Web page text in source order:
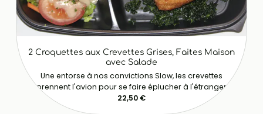
2 Croquettes aux Crevettes Grises, Faites Maison
avec Salade
Une entorse à nos convictions Slow, les crevettes
prennent l'avion pour se faire éplucher à l'étranger
22,50 €